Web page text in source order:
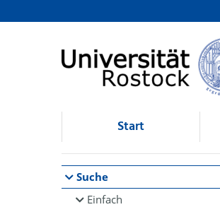
Browsen
direkt zum Inhalt
Start
Suche
Einfach